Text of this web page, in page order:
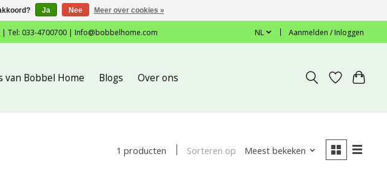
Tel: 033-4700700 | Info@bobbelhome.com NL Aanmelden / Inloggen
van Bobbel Home Blogs Over ons
1 producten Sorteren op Meest bekeken
Ja Nee Meer over cookies »